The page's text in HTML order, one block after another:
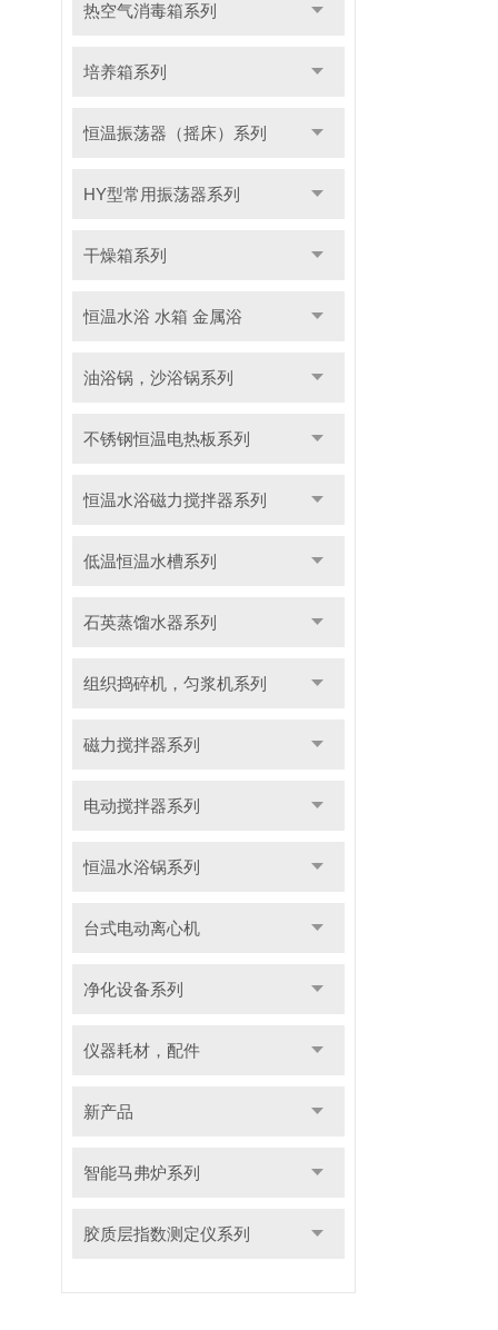
热空气消毒箱系列
培养箱系列
恒温振荡器（摇床）系列
HY型常用振荡器系列
干燥箱系列
恒温水浴 水箱 金属浴
油浴锅，沙浴锅系列
不锈钢恒温电热板系列
恒温水浴磁力搅拌器系列
低温恒温水槽系列
石英蒸馏水器系列
组织捣碎机，匀浆机系列
磁力搅拌器系列
电动搅拌器系列
恒温水浴锅系列
台式电动离心机
净化设备系列
仪器耗材，配件
新产品
智能马弗炉系列
胶质层指数测定仪系列